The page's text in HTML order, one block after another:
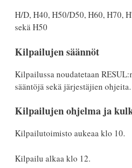
H/D, H40, H50/D50, H60, H70,
sekä H50
Kilpailujen säännöt
Kilpailussa noudatetaan
sääntöjä sekä järjestäjien ohjeita.
Kilpailujen ohjelma ja
Kilpailutoimisto aukeaa klo 10.
Kilpailu alkaa klo 12.